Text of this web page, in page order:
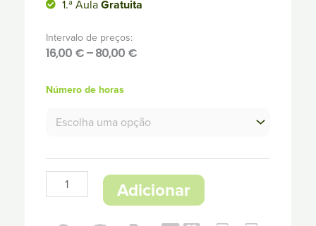
1.ª AulaGratuita
Intervalo de preços:
16,00 €–80,00 €
16,00 €
Número de horas
Quantidade
Explicações
Língua
Portuguesa
Adicionar